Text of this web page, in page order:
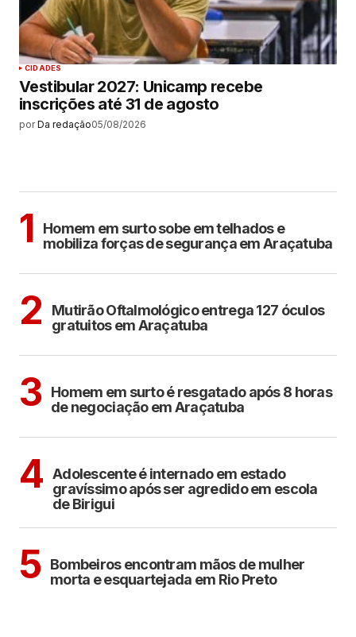
CIDADES
Vestibular 2027: Unicamp recebe
inscrições até 31 de agosto
por Da redação05/08/2026
1
Homem em surto sobe em telhados e
mobiliza forças de segurança em Araçatuba
2
Mutirão Oftalmológico entrega 127 óculos
gratuitos em Araçatuba
3 Homem em surto é resgatado após 8 horas
de negociação em Araçatuba
4 Adolescente é internado em estado
gravíssimo após ser agredido em escola
de Birigui
5 Bombeiros encontram mãos de mulher
morta e esquartejada em Rio Preto